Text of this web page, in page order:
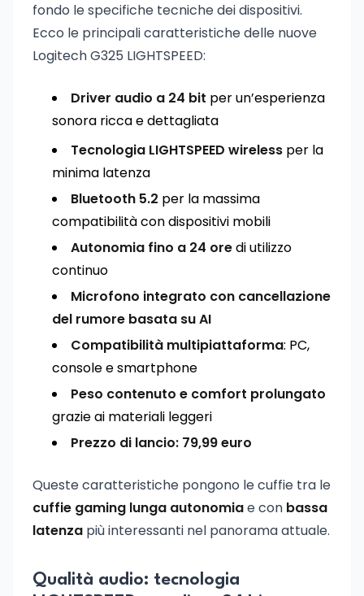
fondo le specifiche tecniche dei dispositivi.
Ecco le principali caratteristiche delle nuove
Logitech G325 LIGHTSPEED:
Driver audio a 24 bit per un’esperienza
sonora ricca e dettagliata
Tecnologia LIGHTSPEED wireless per la
minima latenza
Bluetooth 5.2 per la massima
compatibilità con dispositivi mobili
Autonomia fino a 24 oredi utilizzo
continuo
Microfono integrato con cancellazione
del rumore basata su AI
Compatibilità multipiattaforma: PC,
console e smartphone
Peso contenuto e comfort prolungato
grazie ai materiali leggeri
Prezzo di lancio: 79,99 euro
Queste caratteristiche pongono le cuffie tra le
cuffie gaming lunga autonomiae con bassa
latenza più interessanti nel panorama attuale.
Qualità audio: tecnologia